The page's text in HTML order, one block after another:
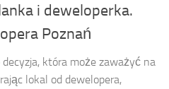
i deweloperka.
Poznań
która może zaważyć na
lokal od dewelopera,